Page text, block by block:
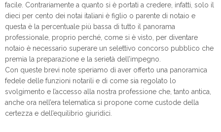
facile. Contrariamente a quanto si è portati a credere, infatti, solo il
dieci per cento dei notai italiani è figlio o parente di notaio e
questa è la percentuale più bassa di tutto il panorama
professionale, proprio perché, come si è visto, per diventare
notaio è necessario superare un selettivo concorso pubblico che
premia la preparazione e la serietà dell’impegno.
Con queste brevi note speriamo di aver offerto una panoramica
fedele delle funzioni notarili e di come sia regolato lo
svolgimento e l’accesso alla nostra professione che, tanto antica,
anche ora nell’era telematica si propone come custode della
certezza e dell’equilibrio giuridici.